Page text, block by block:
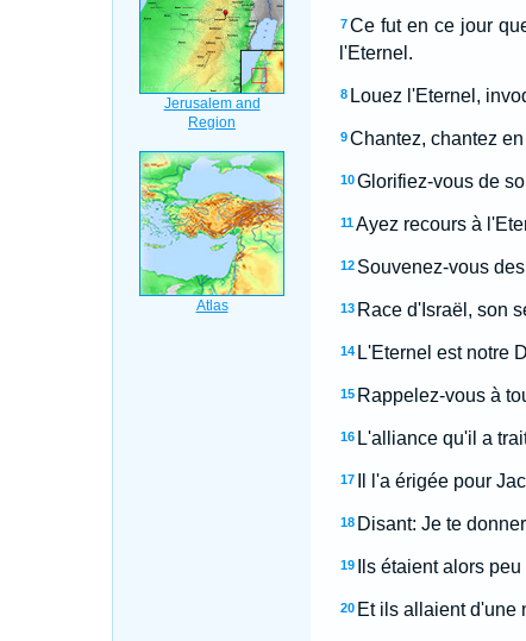
7 Ce fut en ce jour
l'Eternel.
8 Louez l'Eternel,
9 Chantez, chantez
10 Glorifiez-vous de
11 Ayez recours à
12 Souvenez-vous
13 Race d'Israël, son
14 L'Eternel est notre
15 Rappelez-vous à
16 L'alliance qu'il a
17 Il l'a érigée pour
18 Disant: Je te
19 Ils étaient alors
20 Et ils allaient d'une